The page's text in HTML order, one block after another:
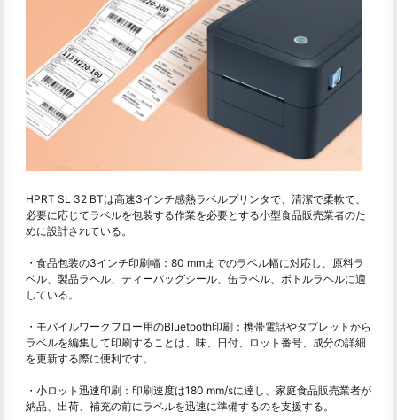
HPRT SL 32 BTは高速3インチ感熱ラベルプリンタで、清潔で柔軟で、
必要に応じてラベルを包装する作業を必要とする小型食品販売業者のた
めに設計されている。
・食品包装の3インチ印刷幅：80 mmまでのラベル幅に対応し、原料ラ
ベル、製品ラベル、ティーバッグシール、缶ラベル、ボトルラベルに適
している。
・モバイルワークフロー用のBluetooth印刷：携帯電話やタブレットから
ラベルを編集して印刷することは、味、日付、ロット番号、成分の詳細
を更新する際に便利です。
・小ロット迅速印刷：印刷速度は180 mm/sに達し、家庭食品販売業者が
納品、出荷、補充の前にラベルを迅速に準備するのを支援する。